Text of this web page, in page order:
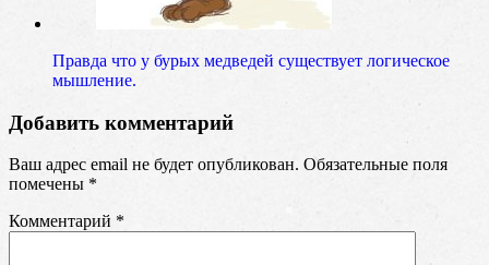
Правда что у бурых медведей существует логическое
мышление.
Добавить комментарий
Ваш адрес email не будет опубликован. Обязательные поля
помечены *
Комментарий *